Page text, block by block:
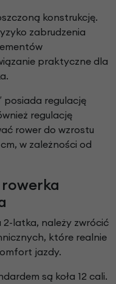
konstrukcję.
zabrudzenia
praktyczne dla
posiada regulację
regulację
rower do wzrostu
w zależności od
latka, należy zwrócić
które realnie
jazdy.
są koła 12 cali.